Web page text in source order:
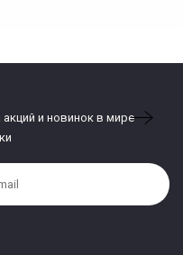
и новинок в мире